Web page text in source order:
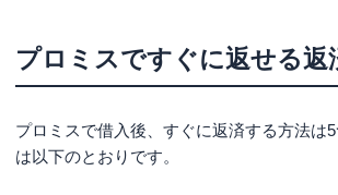
プロミスですぐに返せる返
プロミスで借入後、すぐに返済する方法は
は以下のとおりです。